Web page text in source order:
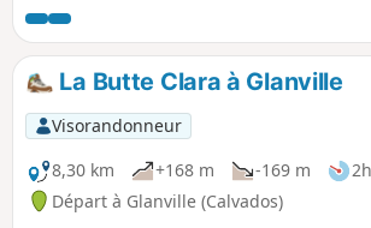
La Butte Clara à Glanville
Visorandonneur
8,30 km
+168 m -169 m
Départ à Glanville (Calvados)